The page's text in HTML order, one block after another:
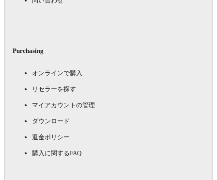
Purchasing
オンラインで購入
リセラーを探す
マイアカウントの管理
ダウンロード
返金ポリシー
購入に関するFAQ